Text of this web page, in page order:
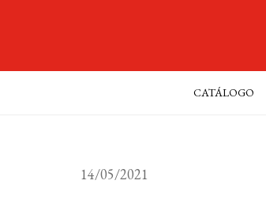
CATÁLOGO
14/05/2021